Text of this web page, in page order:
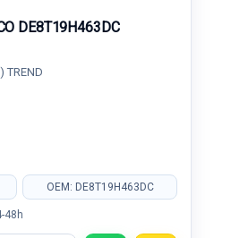
DE8T19H463DC
TREND
OEM: DE8T19H463DC
48h